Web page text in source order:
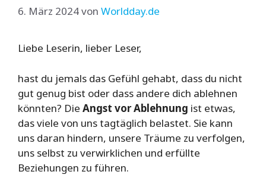
6. März 2024von Worldday.de
Liebe Leserin, lieber Leser,
hast du jemals das Gefühl gehabt, dass du nicht
gut genug bist oder dass andere dich ablehnen
könnten? Die Angst vor Ablehnung ist etwas,
das viele von uns tagtäglich belastet. Sie kann
uns daran hindern, unsere Träume zu verfolgen,
uns selbst zu verwirklichen und erfüllte
Beziehungen zu führen.